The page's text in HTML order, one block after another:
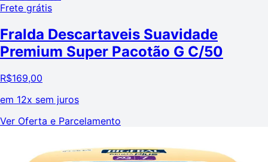
Frete grátis
Fralda Descartaveis Suavidade
Premium Super Pacotão G C/50
R$169,00
em 12x sem juros
Ver Oferta e Parcelamento